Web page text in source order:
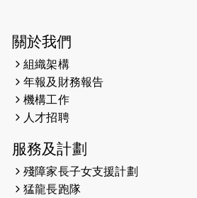
2026-05-28
2026-05-22
2026-05-21
2026-05-14
（19:00開始）
關於我們
組織架構
年報及財務報告
機構工作
人才招聘
服務及計劃
殘障家長子女支援計劃
猛龍長跑隊